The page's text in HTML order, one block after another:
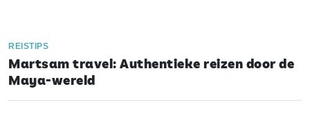
REISTIPS
Martsam travel: Authentieke reizen door de
Maya-wereld